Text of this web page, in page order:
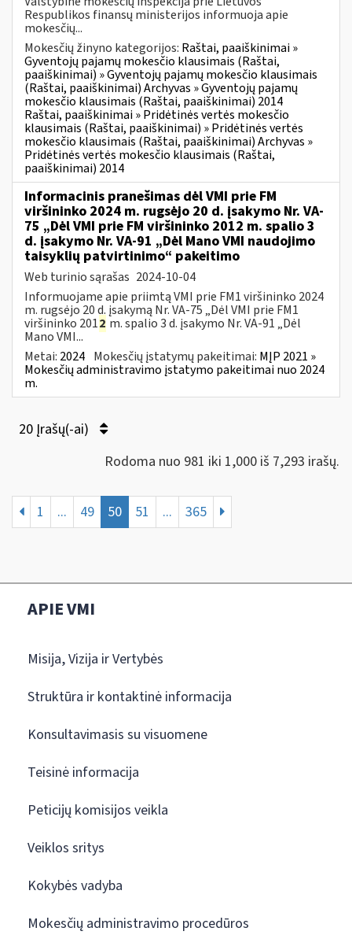
Respublikos finansų ministerijos informuoja apie
mokesčių...
Mokesčių žinyno kategorijos: Raštai, paaiškinimai »
Gyventojų pajamų mokesčio klausimais (Raštai,
paaiškinimai) » Gyventojų pajamų mokesčio klausimais
(Raštai, paaiškinimai) Archyvas » Gyventojų pajamų
mokesčio klausimais (Raštai, paaiškinimai) 2014
Raštai, paaiškinimai » Pridėtinės vertės mokesčio
klausimais (Raštai, paaiškinimai) » Pridėtinės vertės
mokesčio klausimais (Raštai, paaiškinimai) Archyvas »
Pridėtinės vertės mokesčio klausimais (Raštai,
paaiškinimai) 2014
Informacinis pranešimas dėl VMI prie FM
viršininko 2024 m. rugsėjo 20 d. įsakymo Nr. VA-
75 „Dėl VMI prie FM viršininko 2012 m. spalio 3
d. įsakymo Nr. VA-91 „Dėl Mano VMI naudojimo
taisyklių patvirtinimo“ pakeitimo
Web turinio sąrašas 2024-10-04
Informuojame apie priimtą VMI prie FM1 viršininko 2024
m. rugsėjo 20 d. įsakymą Nr. VA-75 „Dėl VMI prie FM1
viršininko 2012 m. spalio 3 d. įsakymo Nr. VA-91 „Dėl
Mano VMI...
Metai: 2024 Mokesčių įstatymų pakeitimai: MĮP 2021 »
Mokesčių administravimo įstatymo pakeitimai nuo 2024
m.
20 Įrašų(-ai)
Rodoma nuo 981 iki 1,000 iš 7,293 irašų.
1 ... 49 50 51 ... 365
APIE VMI
Misija, Vizija ir Vertybės
Struktūra ir kontaktinė informacija
Konsultavimasis su visuomene
Teisinė informacija
Peticijų komisijos veikla
Veiklos sritys
Kokybės vadyba
Mokesčių administravimo procedūros